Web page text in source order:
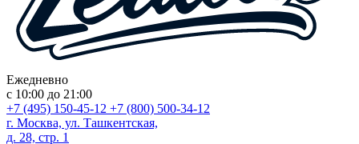
Ежедневно
с 10:00 до 21:00
+7 (495) 150-45-12 +7 (800) 500-34-12
г. Москва, ул. Ташкентская,
д. 28, стр. 1